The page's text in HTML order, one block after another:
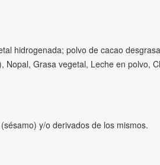
hidrogenada; polvo de cacao
Grasa vegetal, Leche en polvo,
y/o derivados de los mismos.